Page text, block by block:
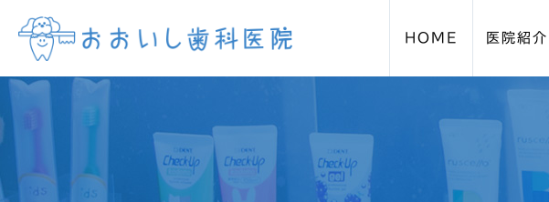
HOME 医院紹介
当院について 当院の特徴
診療案内 虫歯
矯正歯科(マウスピース矯正・インビザライン)